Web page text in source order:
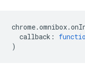
chrome.omnibox.
callback :
)